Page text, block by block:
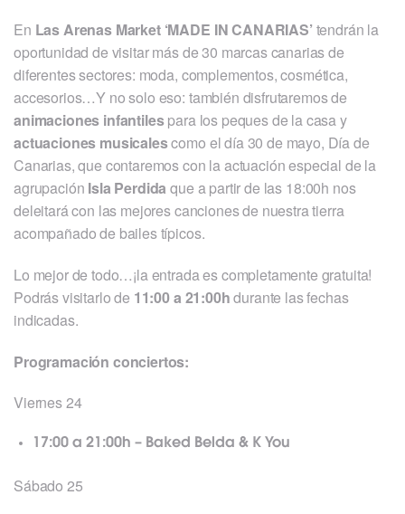
En Las Arenas Market ‘MADE IN CANARIAS’ tendrán la
oportunidad de visitar más de 30 marcas canarias de
diferentes sectores: moda, complementos, cosmética,
accesorios…Y no solo eso: también disfrutaremos de
animaciones infantilespara los peques de la casa y
actuaciones musicalescomo el día 30 de mayo, Día de
Canarias, que contaremos con la actuación especial de la
agrupación Isla Perdida que a partir de las 18:00h nos
deleitará con las mejores canciones de nuestra tierra
acompañado de bailes típicos.
Lo mejor de todo…¡la entrada es completamente gratuita!
Podrás visitarlo de 11:00 a 21:00hdurante las fechas
indicadas.
Programación conciertos:
Viernes 24
17:00 a 21:00h – Baked Belda & K You
Sábado 25